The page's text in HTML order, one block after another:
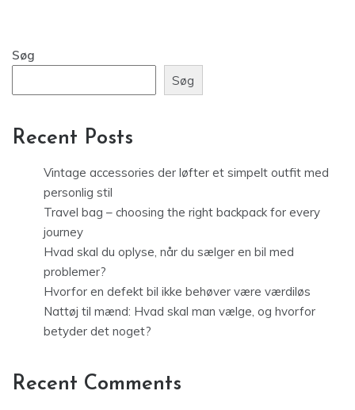
Søg
Søg
Recent Posts
Vintage accessories der løfter et simpelt outfit med
personlig stil
Travel bag – choosing the right backpack for every
journey
Hvad skal du oplyse, når du sælger en bil med
problemer?
Hvorfor en defekt bil ikke behøver være værdiløs
Nattøj til mænd: Hvad skal man vælge, og hvorfor
betyder det noget?
Recent Comments